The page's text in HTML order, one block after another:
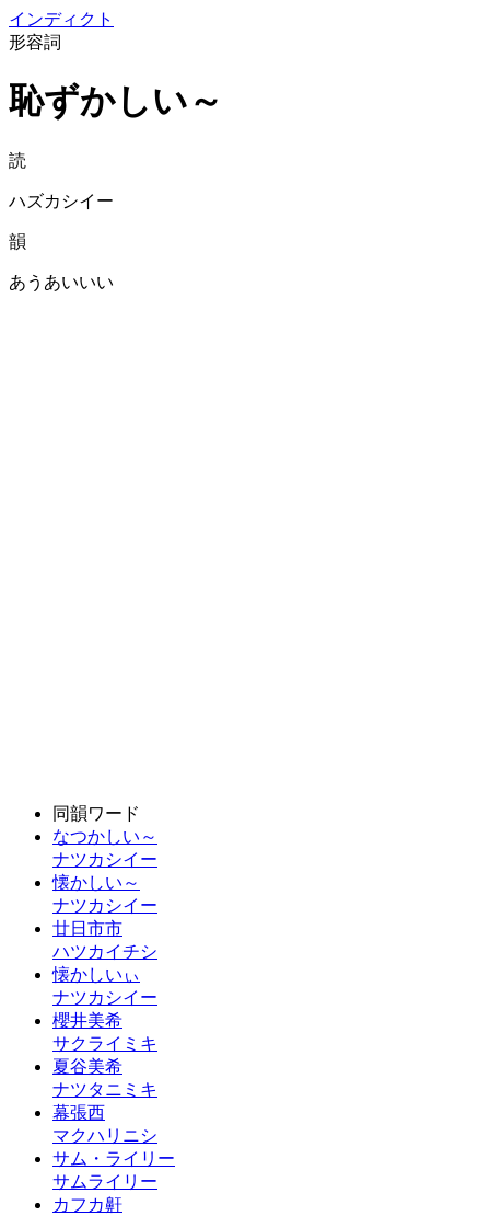
インディクト
形容詞
恥ずかしい～
読
ハズカシイー
韻
あうあいいい
同韻ワード
なつかしい～
ナツカシイー
懐かしい～
ナツカシイー
廿日市市
ハツカイチシ
懐かしいぃ
ナツカシイー
櫻井美希
サクライミキ
夏谷美希
ナツタニミキ
幕張西
マクハリニシ
サム・ライリー
サムライリー
カフカ鼾